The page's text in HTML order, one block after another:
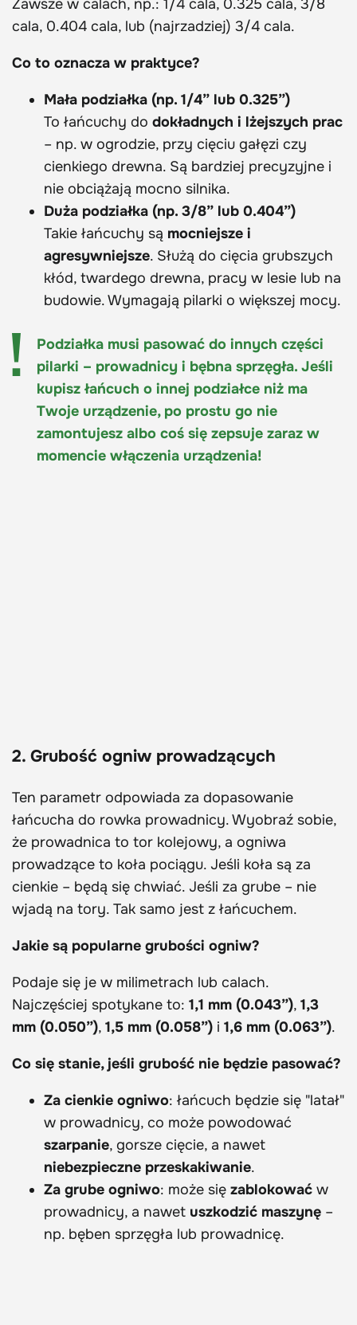
Zawsze w calach, np.: 1/4 cala, 0.325 cala, 3/8
cala, 0.404 cala, lub (najrzadziej) 3/4 cala.
Co to oznacza w praktyce?
Mała podziałka (np. 1/4” lub 0.325”)
To łańcuchy do dokładnych i lżejszych prac
– np. w ogrodzie, przy cięciu gałęzi czy
cienkiego drewna. Są bardziej precyzyjne i
nie obciążają mocno silnika.
Duża podziałka (np. 3/8” lub 0.404”)
Takie łańcuchy są mocniejsze i
agresywniejsze. Służą do cięcia grubszych
kłód, twardego drewna, pracy w lesie lub na
budowie. Wymagają pilarki o większej mocy.
Podziałka musi pasować do innych części
pilarki – prowadnicy i bębna sprzęgła. Jeśli
kupisz łańcuch o innej podziałce niż ma
Twoje urządzenie, po prostu go nie
zamontujesz albo coś się zepsuje zaraz w
momencie włączenia urządzenia!
2. Grubość ogniw prowadzących
Ten parametr odpowiada za dopasowanie
łańcucha do rowka prowadnicy. Wyobraź sobie,
że prowadnica to tor kolejowy, a ogniwa
prowadzące to koła pociągu. Jeśli koła są za
cienkie – będą się chwiać. Jeśli za grube – nie
wjadą na tory. Tak samo jest z łańcuchem.
Jakie są popularne grubości ogniw?
Podaje się je w milimetrach lub calach.
Najczęściej spotykane to: 1,1 mm (0.043”), 1,3
mm (0.050”), 1,5 mm (0.058”) i 1,6 mm (0.063”).
Co się stanie, jeśli grubość nie będzie pasować?
Za cienkie ogniwo: łańcuch będzie się "latał"
w prowadnicy, co może powodować
szarpanie, gorsze cięcie, a nawet
niebezpieczne przeskakiwanie.
Za grube ogniwo: może się zablokować w
prowadnicy, a nawet uszkodzić maszynę –
np. bęben sprzęgła lub prowadnicę.